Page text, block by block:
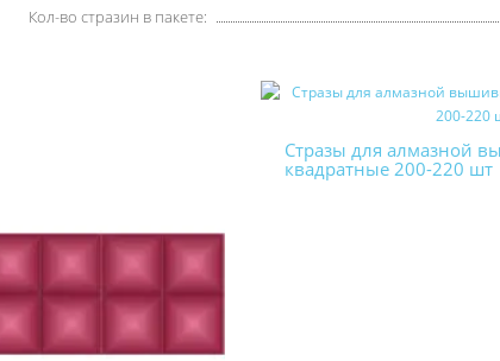
Кол-во стразин в пакете:
Стразы для алмазной
квадратные 200-220 шт